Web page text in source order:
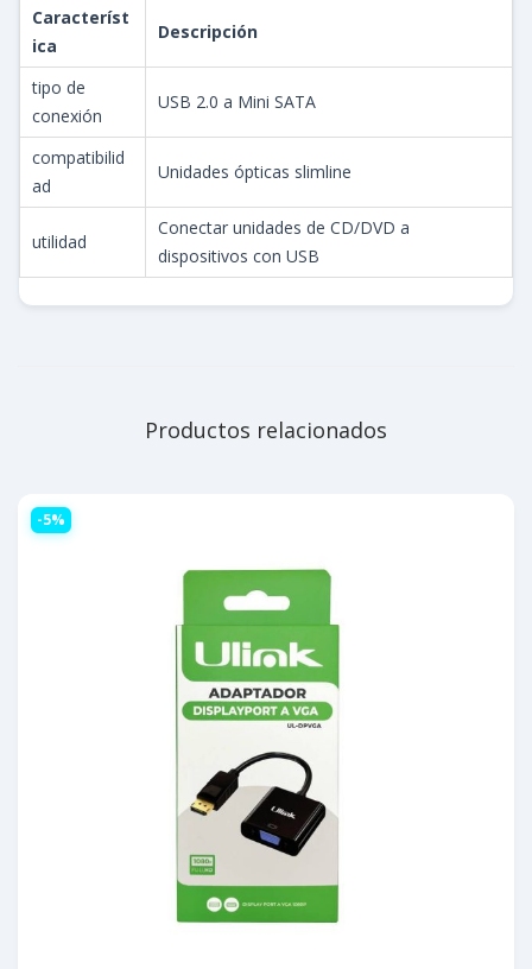
Característ
ica
Descripción
tipo de
conexión
USB 2.0 a Mini SATA
compatibilid
ad
Unidades ópticas slimline
utilidad
Conectar unidades de CD/DVD a
dispositivos con USB
Productos relacionados
-5%